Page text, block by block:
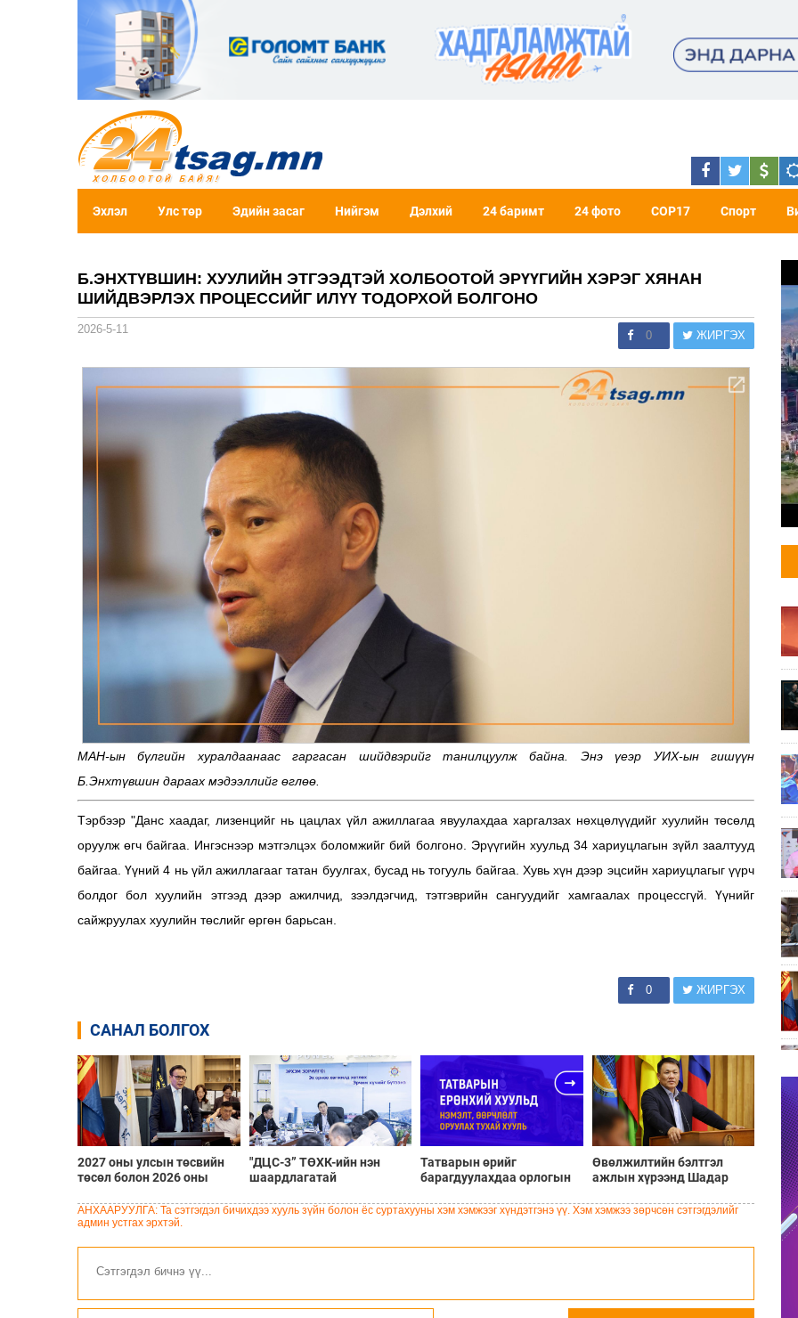
Эхлэл Улс төр Эдийн засаг Нийгэм Дэлхий 24 баримт 24 фото COP17 Спорт
Б.ЭНХТҮВШИН: ХУУЛИЙН ЭТГЭЭДТЭЙ ХОЛБООТОЙ ЭРҮҮГИЙН ХЭРЭГ ХЯНАН
ШИЙДВЭРЛЭХ ПРОЦЕССИЙГ ИЛҮҮ ТОДОРХОЙ БОЛГОНО
2026-5-11 0 ЖИРГЭХ
МАН-ын бүлгийн хуралдаанаас гаргасан шийдвэрийг танилцуулж байна. Энэ үеэр УИХ-ын гишүүн
Б.Энхтүвшин дараах мэдээллийг өглөө.
Тэрбээр "Данс хаадаг, лизенцийг нь цацлах үйл ажиллагаа явуулахдаа харгалзах нөхцөлүүдийг хуулийн төсөлд
оруулж өгч байгаа. Ингэснээр мэтгэлцэх боломжийг бий болгоно. Эрүүгийн хуульд 34 хариуцлагын зүйл заалтууд
байгаа. Үүний 4 нь үйл ажиллагааг татан буулгах, бусад нь тогууль байгаа. Хувь хүн дээр эцсийн хариуцлагыг үүрч
болдог бол хуулийн этгээд дээр ажилчид, зээлдэгчид, тэтгэврийн сангуудийг хамгаалах процессгүй. Үүнийг
сайжруулах хуулийн төслийг өргөн барьсан.
0 ЖИРГЭХ
САНАЛ БОЛГОХ
2027 оны улсын төсвийн
төсөл болон 2026 оны
төслийн олон нийтийн
хэлэлцүүлэг боллоо
"ДЦС-3” ТӨХК-ийн нэн
шаардлагатай
шинэчлэлийн төсвийг
Татварын өрийг
барагдуулахдаа орлогын
үлдээхээр хуульчилж,
Өвөлжилтийн бэлтгэл
ажлын хүрээнд Шадар
Дорноговь аймагт
АНХААРУУЛГА: Та сэтгэгдэл бичихдээ хууль зүйн болон ёс суртахууны хэм хэмжээг хүндэтгэнэ үү. Хэм хэмжээ зөрчсөн сэтгэгдэлийг
админ устгах эрхтэй.